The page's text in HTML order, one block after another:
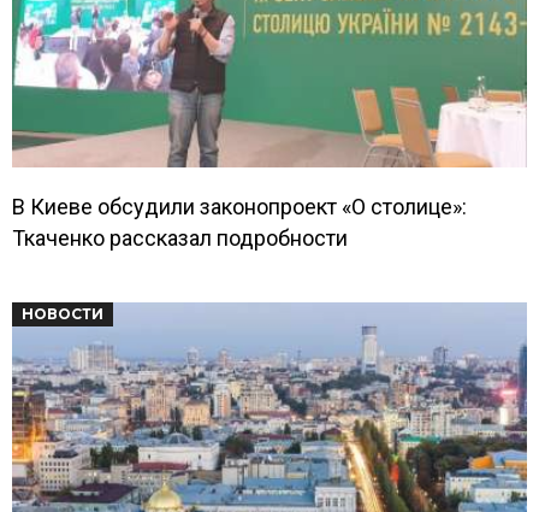
В Киеве обсудили законопроект «О столице»:
Ткаченко рассказал подробности
НОВОСТИ